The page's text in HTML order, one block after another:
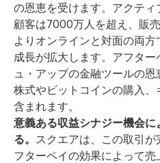
の恩恵を受けます。アクテ
顧客は7000万人を超え、販
よりオンラインと対面の両
成長が拡大します。アフタ
ュ・アップの金融ツールの恩
株式やビットコインの購入
含まれます。
意義ある収益シナジー機会
る。 スクエアは、この取引
フターペイの効果によって売